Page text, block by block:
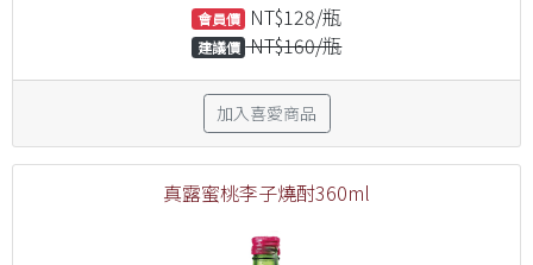
會員價 NT$128/瓶
建議價 NT$160/瓶
加入喜愛商品
真露蜜桃李子燒酎360ml